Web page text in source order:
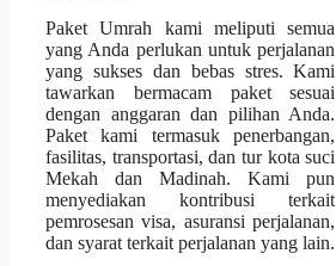
Paket Umrah kami meliputi semua
yang Anda perlukan untuk perjalanan
yang sukses dan bebas stres. Kami
tawarkan bermacam paket sesuai
dengan anggaran dan pilihan Anda.
Paket kami termasuk penerbangan,
fasilitas, transportasi, dan tur kota suci
Mekah dan Madinah. Kami pun
menyediakan kontribusi terkait
pemrosesan visa, asuransi perjalanan,
dan syarat terkait perjalanan yang lain.